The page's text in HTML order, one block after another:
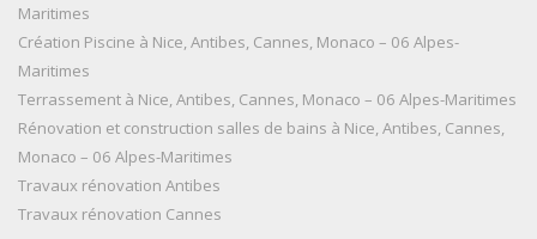
Maritimes
Création Piscine à Nice, Antibes, Cannes, Monaco – 06 Alpes-
Maritimes
Terrassement à Nice, Antibes, Cannes, Monaco – 06 Alpes-Maritimes
Rénovation et construction salles de bains à Nice, Antibes, Cannes,
Monaco – 06 Alpes-Maritimes
Travaux rénovation Antibes
Travaux rénovation Cannes